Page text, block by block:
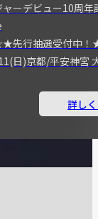
ャーデビュー10周
先行抽選受付中
日)京都/平安神宮
詳し